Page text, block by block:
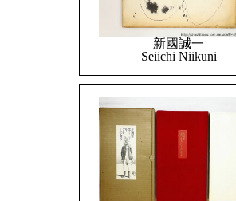
新國誠一
Seiichi Niikuni